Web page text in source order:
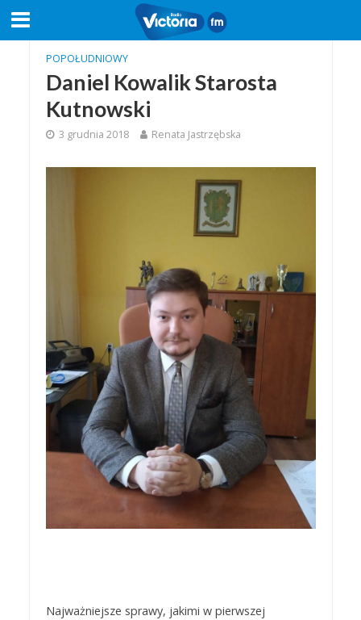
POPOŁUDNIOWY
Daniel Kowalik Starosta
Kutnowski
3 grudnia 2018 Renata Jastrzębska
Najważniejsze sprawy, jakimi w pierwszej